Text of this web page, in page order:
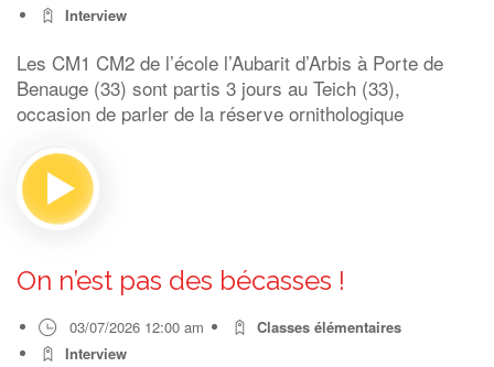
Interview
Les CM1 CM2 de l’école l’Aubarit d’Arbis à Porte de
Benauge (33) sont partis 3 jours au Teich (33),
occasion de parler de la réserve ornithologique
On n’est pas des bécasses !
03/07/2026 12:00 am
Classes élémentaires
Interview